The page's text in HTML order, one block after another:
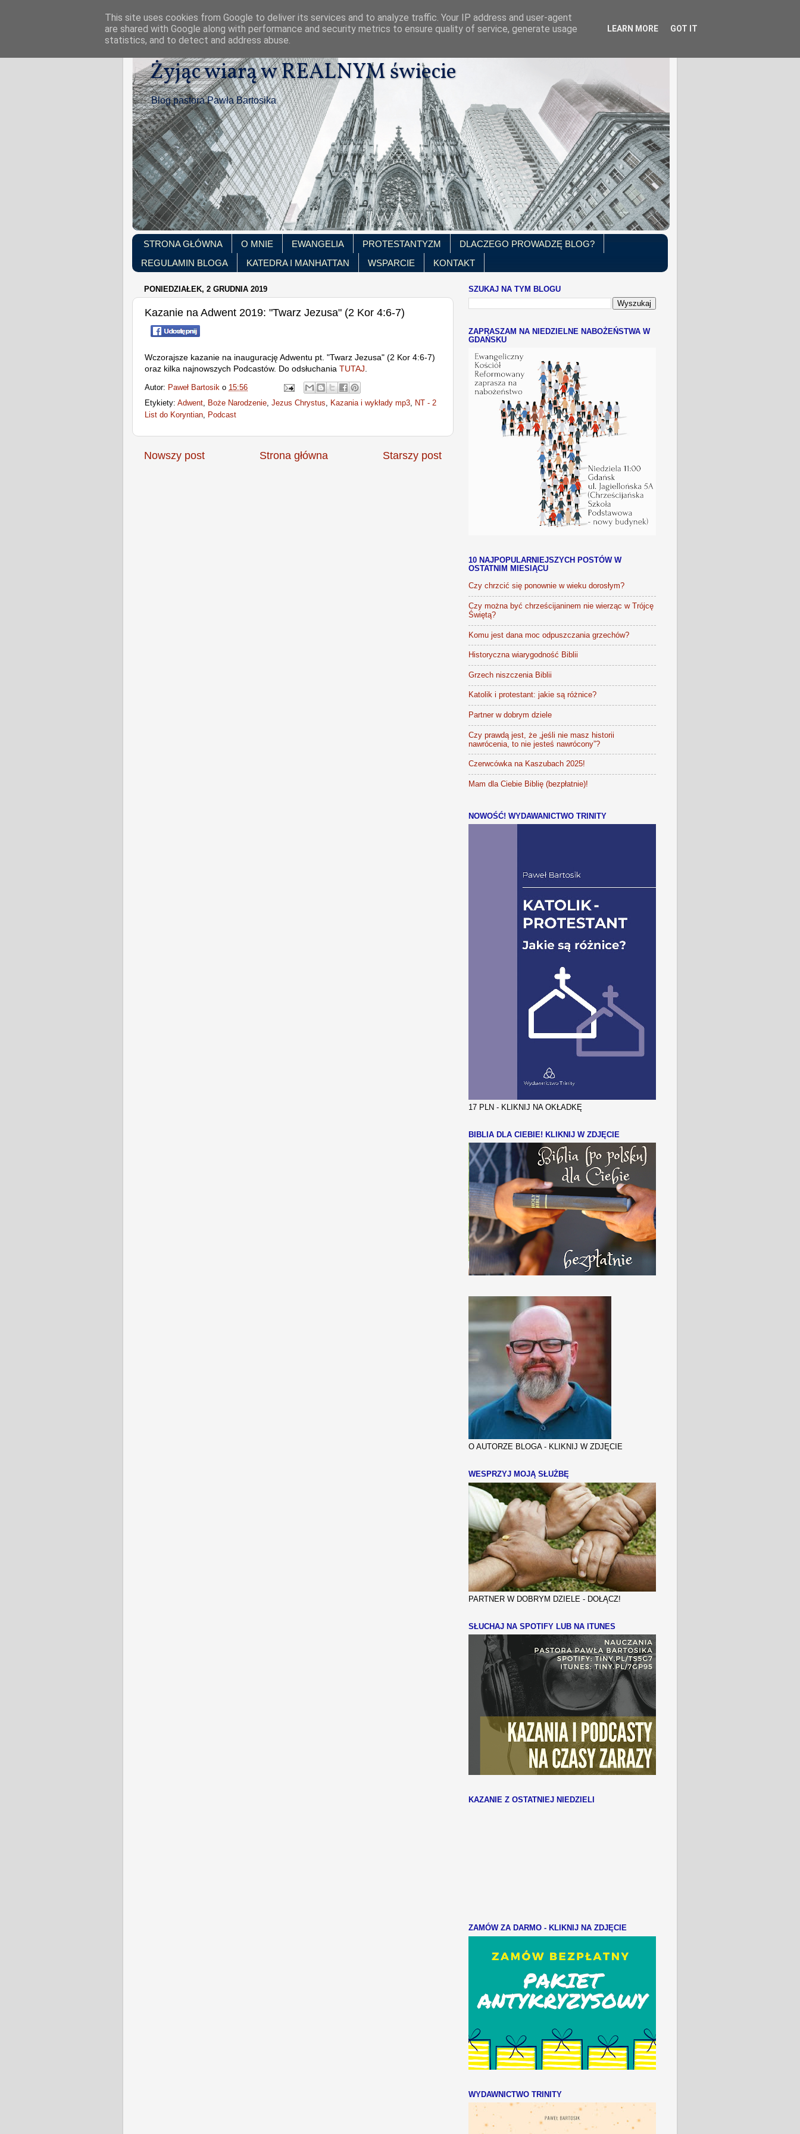
Żyjąc wiarą w REALNYM świecie
Blog pastora Pawła Bartosika
STRONA GŁÓWNA O MNIE EWANGELIA PROTESTANTYZM
DLACZEGO PROWADZĘ BLOG?
REGULAMIN BLOGA
KATEDRA I MANHATTAN WSPARCIE KONTAKT
PONIEDZIAŁEK, 2 GRUDNIA 2019
Kazanie na Adwent 2019: "Twarz Jezusa" (2 Kor 4:6-7)
Wczorajsze kazanie na inaugurację Adwentu pt. "Twarz Jezusa" (2 Kor 4:6-7)
oraz kilka najnowszych Podcastów. Do odsłuchania TUTAJ
Autor: Paweł Bartosik o 15:56
Etykiety: Adwent, Boże Narodzenie, Jezus Chrystus, Kazania i wykłady mp3, NT - 2
List do Koryntian, Podcast
Nowszy post Starszy post
Strona główna
SZUKAJ NA TYM BLOGU
ZAPRASZAM NA NIEDZIELNE NABOŻEŃSTWA W
GDAŃSKU
10 NAJPOPULARNIEJSZYCH POSTÓW W
OSTATNIM MIESIĄCU
Czy chrzcić się ponownie w wieku dorosłym?
Czy można być chrześcijaninem nie wierząc w Trójcę
Świętą?
Komu jest dana moc odpuszczania grzechów?
Historyczna wiarygodność Biblii
Grzech niszczenia Biblii
Katolik i protestant: jakie są różnice?
Partner w dobrym dziele
Czy prawdą jest, że „jeśli nie masz historii
nawrócenia, to nie jesteś nawrócony”?
Czerwcówka na Kaszubach 2025!
Mam dla Ciebie Biblię (bezpłatnie)!
NOWOŚĆ! WYDAWANICTWO TRINITY
17 PLN - KLIKNIJ NA OKŁADKĘ
BIBLIA DLA CIEBIE! KLIKNIJ W ZDJĘCIE
O AUTORZE BLOGA - KLIKNIJ W ZDJĘCIE
WESPRZYJ MOJĄ SŁUŻBĘ
PARTNER W DOBRYM DZIELE - DOŁĄCZ!
SŁUCHAJ NA SPOTIFY LUB NA ITUNES
KAZANIE Z OSTATNIEJ NIEDZIELI
ZAMÓW ZA DARMO - KLIKNIJ NA ZDJĘCIE
WYDAWNICTWO TRINITY
This site uses cookies from Google to deliver its services and to analyze traffic. Your IP address and user-agent
are shared with Google along with performance and security metrics to ensure quality of service, generate usage
statistics, and to detect and address abuse.
LEARN MORE GOT IT